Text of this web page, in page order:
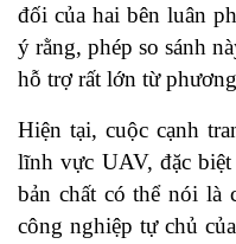
đối của hai bên luân
ý rằng, phép so sánh
hỗ trợ rất lớn từ
Hiện tại, cuộc cạnh
lĩnh vực UAV, đặc
bản chất có thể nói là
công nghiệp tự chủ